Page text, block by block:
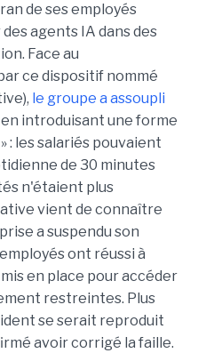
de ses employés
agents IA dans des
Face au
ce dispositif nommé
le groupe a assoupli
introduisant une forme
: les salariés pouvaient
de 30 minutes
n'étaient plus
vient de connaître
a suspendu son
ont réussi à
en place pour accéder
restreintes. Plus
se serait reproduit
avoir corrigé la faille.